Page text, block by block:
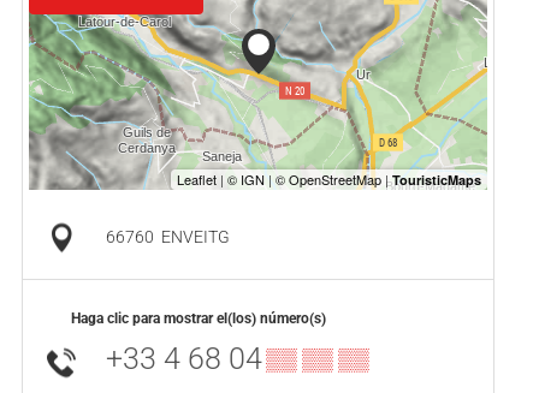
66760 ENVEITG
Haga clic para mostrar el(los) número(s)
+33 4 68 04▒▒ ▒▒ ▒▒